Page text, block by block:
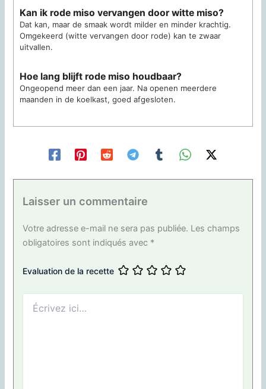
Kan ik rode miso vervangen door witte miso?
Dat kan, maar de smaak wordt milder en minder krachtig.
Omgekeerd (witte vervangen door rode) kan te zwaar
uitvallen.
Hoe lang blijft rode miso houdbaar?
Ongeopend meer dan een jaar. Na openen meerdere
maanden in de koelkast, goed afgesloten.
Laisser un commentaire
Votre adresse e-mail ne sera pas publiée. Les champs
obligatoires sont indiqués avec *
Evaluation de la recette
ici…